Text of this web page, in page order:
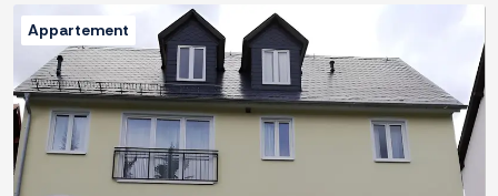
Appartement